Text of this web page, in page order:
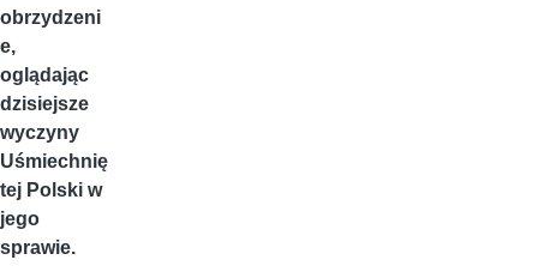
obrzydzeni
e,
oglądając
dzisiejsze
wyczyny
Uśmiechnię
tej Polski w
jego
sprawie.